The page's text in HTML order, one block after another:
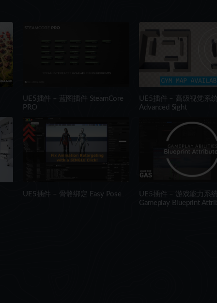
UE5插件 – 蓝图插件 SteamCore
PRO
UE5插件 – 高级视觉系
Advanced Sight
UE5插件 – 骨骼绑定 Easy Pose
UE5插件 – 游戏能力系
Gameplay Blueprint